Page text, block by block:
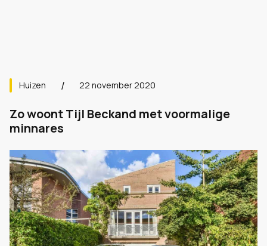
Huizen 22 november 2020
Zo woont Tijl Beckand met voormalige
minnares